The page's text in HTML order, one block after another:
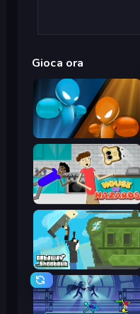
Gioca ora
Drunken Boxing
House of Hazards
Getaway Shootout